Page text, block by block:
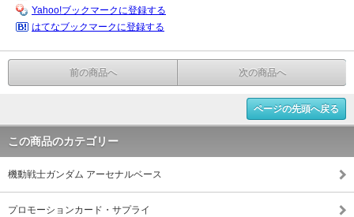
Yahoo!ブックマークに登録する
はてなブックマークに登録する
前の商品へ 次の商品へ
ページの先頭へ戻る
この商品のカテゴリー
機動戦士ガンダム アーセナルベース
プロモーションカード・サプライ